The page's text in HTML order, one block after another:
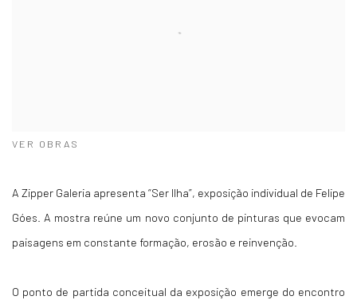
VER OBRAS
A Zipper Galeria apresenta “Ser Ilha”, exposição individual de Felipe
Góes. A mostra reúne um novo conjunto de pinturas que evocam
paisagens em constante formação, erosão e reinvenção.
O ponto de partida conceitual da exposição emerge do encontro